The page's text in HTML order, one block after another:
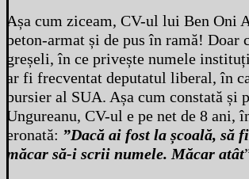
Așa cum ziceam, CV-ul lui Ben Oni
beton-armat și de pus în ramă! Doar
greșeli, în ce privește numele
ar fi frecventat deputatul liberal, în
bursier al SUA. Așa cum constată și
Ungureanu, CV-ul e pe net de 8 ani,
eronată: ”Dacă ai fost la școală, să
măcar să-i scrii numele. Măcar atât